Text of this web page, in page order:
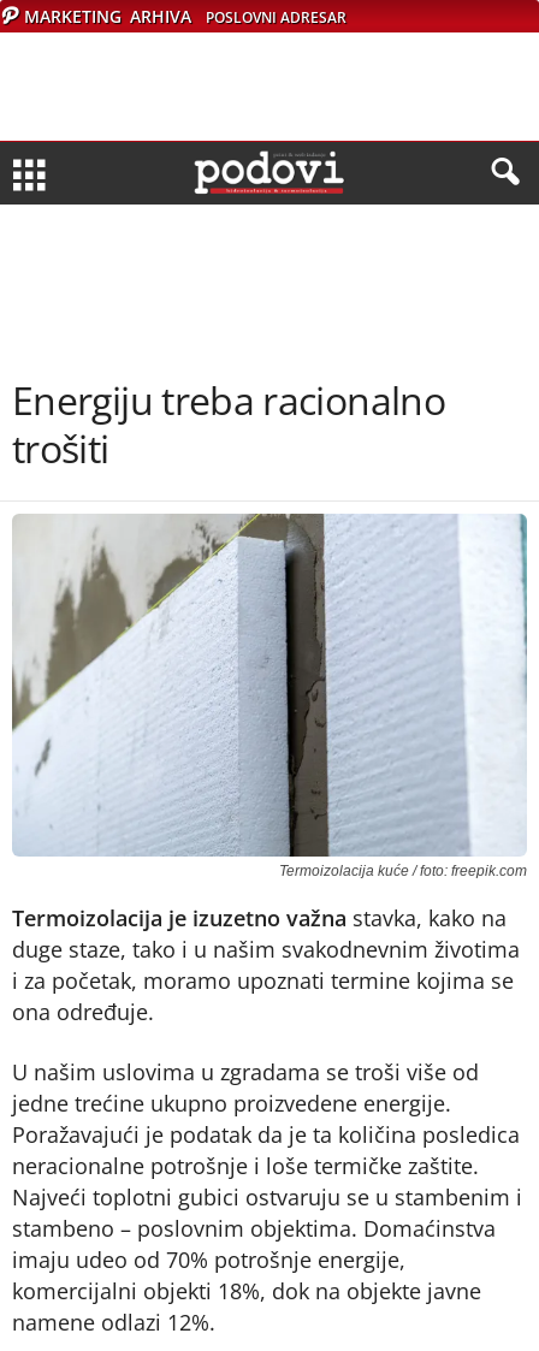
MARKETING ARHIVA POSLOVNI ADRESAR
Energiju treba racionalno
trošiti
Termoizolacija kuće / foto: freepik.com
Termoizolacija je izuzetno važna stavka, kako na
duge staze, tako i u našim svakodnevnim životima
i za početak, moramo upoznati termine kojima se
ona određuje.
U našim uslovima u zgradama se troši više od
jedne trećine ukupno proizvedene energije.
Poražavajući je podatak da je ta količina posledica
neracionalne potrošnje i loše termičke zaštite.
Najveći toplotni gubici ostvaruju se u stambenim i
stambeno – poslovnim objektima. Domaćinstva
imaju udeo od 70% potrošnje energije,
komercijalni objekti 18%, dok na objekte javne
namene odlazi 12%.